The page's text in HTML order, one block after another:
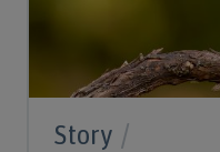
Story